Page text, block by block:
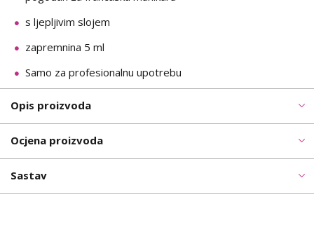
s ljepljivim slojem
zapremnina 5 ml
Samo za profesionalnu upotrebu
Opis proizvoda
Ocjena proizvoda
Sastav